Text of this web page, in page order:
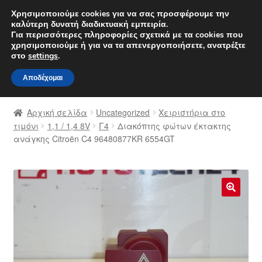
ΑΠΟΣΤΟΛΗ από 7 EUR
Δευτέρα-Παρ. 9 π.μ. - 4 μ.μ.
Απευθείας
μετάβαση
στην
πλοήγηση
Μετάβαση
σε
περιεχόμενο
Αρχική
Διαδικασία Παραπόνων
Καροτσάκι
Ο λογαριασμός μου
Αρχική σελίδα Uncategorized
Χειριστήρια στο
τιμόνι
1,1 / 1,4 8V Γ4
Διακόπτης φώτων έκτακτης
ανάγκης Citroën C4 96480877KR 6554GT
Χρησιμοποιούμε cookies για να σας προσφέρουμε την
καλύτερη δυνατή διαδικτυακή εμπειρία.
Για περισσότερες πληροφορίες σχετικά με τα cookies που
χρησιμοποιούμε ή για να τα απενεργοποιήσετε, ανατρέξτε
στο settings.
Αποδέχομαι